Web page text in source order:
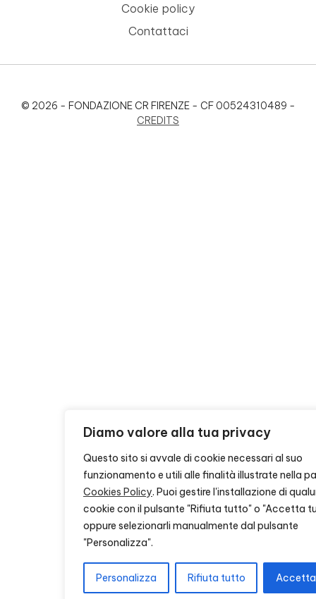
Diamo valore alla tua privacy
Questo sito si avvale di cookie necessari al suo
funzionamento e utili alle finalità illustrate nella
Cookies Policy. Puoi gestire l'installazione di
cookie con il pulsante "Rifiuta tutto" o "Accetta
oppure selezionarli manualmente dal pulsante
"Personalizza".
Personalizza Rifiuta tutto
Cookie policy
Contattaci
© 2026 - FONDAZIONE CR FIRENZE - CF 00524310489 -
CREDITS